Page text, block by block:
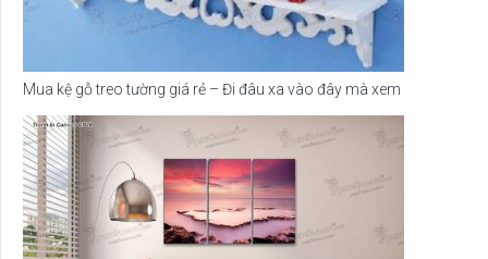
Mua kệ gỗ treo tường giá rẻ – Đi đâu xa vào đây mà xem